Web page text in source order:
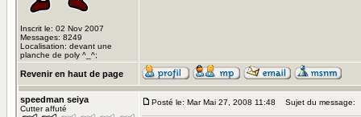
Inscrit le: 02 Nov 2007
Messages: 8249
Localisation: devant une
planche de poly ^_^;
Revenir en haut de page
speedman seiya
Cutter affuté
Posté le: Mar Mai 27, 2008 11:48 Sujet du message: